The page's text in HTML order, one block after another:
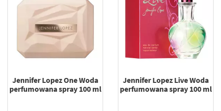
Jennifer Lopez One Woda
perfumowana spray 100 ml
Jennifer Lopez Live Woda
perfumowana spray 100 ml